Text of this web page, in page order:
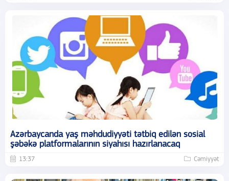
Azərbaycanda yaş məhdudiyyəti tətbiq edilən sosial
şəbəkə platformalarının siyahısı hazırlanacaq
13:37 Cəmiyyət